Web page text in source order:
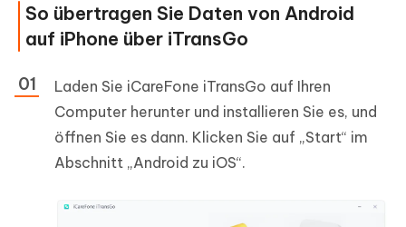
So übertragen Sie Daten von Android
auf iPhone über iTransGo
Laden Sie iCareFone iTransGo auf Ihren
Computer herunter und installieren Sie es, und
öffnen Sie es dann. Klicken Sie auf „Start“ im
Abschnitt „Android zu iOS“.